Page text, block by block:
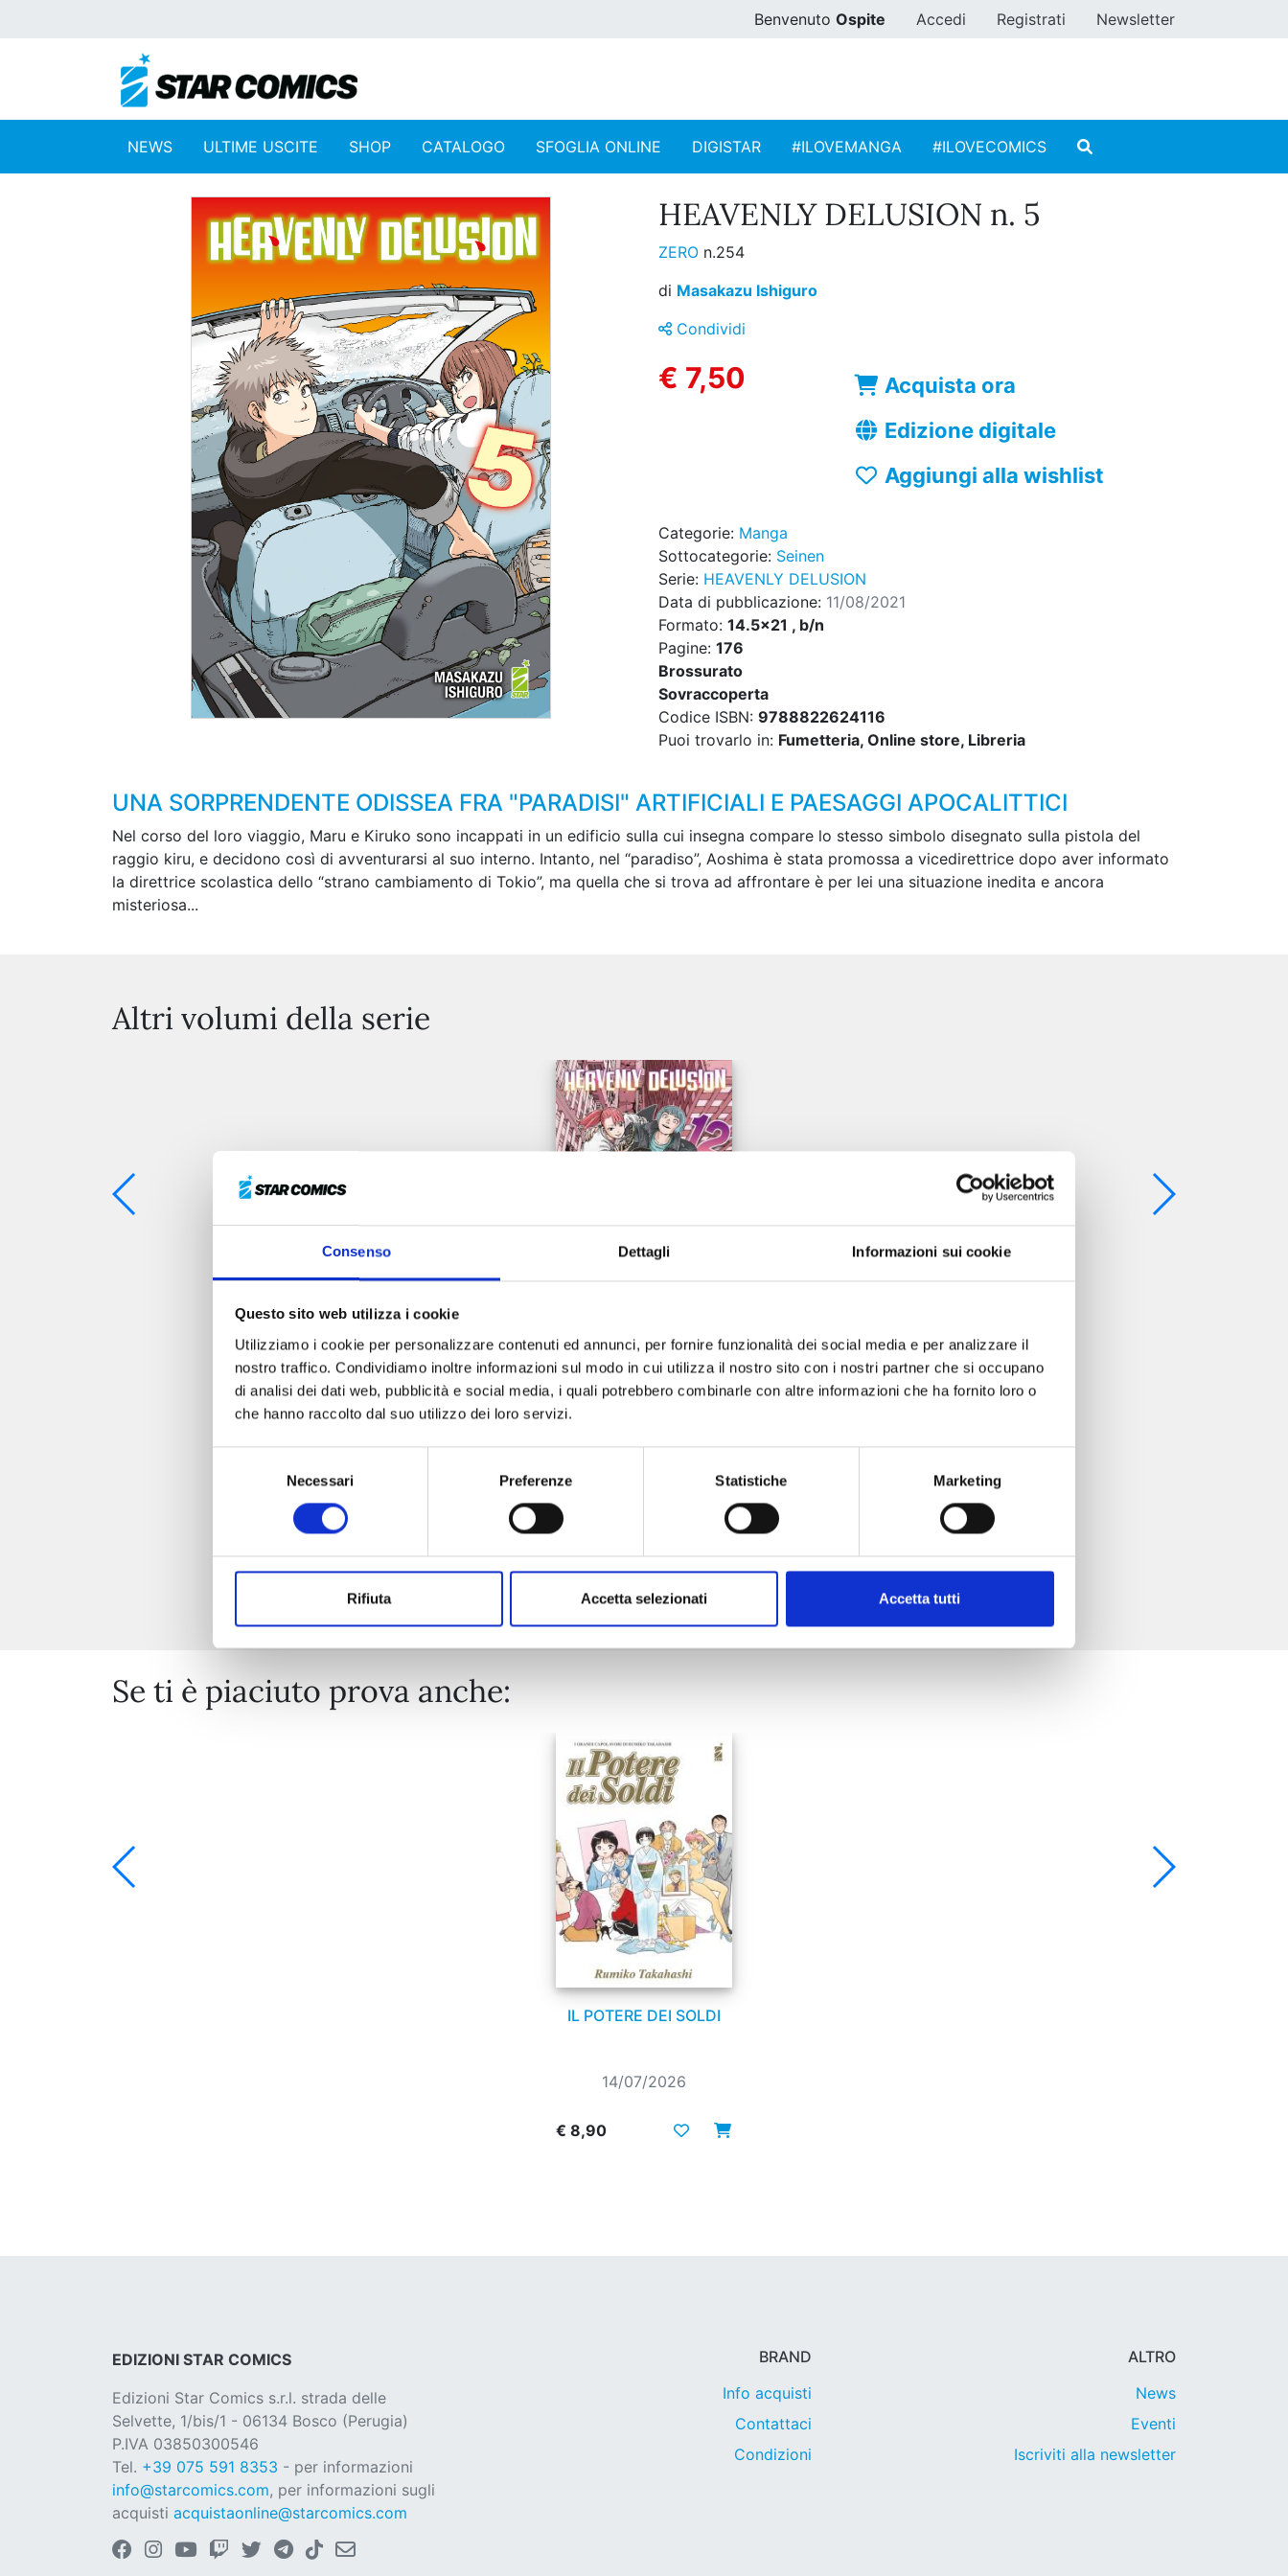
Consenso Dettagli Informazioni sui cookie
Questo sito web utilizza i cookie
Utilizziamo i cookie per personalizzare contenuti ed annunci, per fornire funzionalità dei social media e per analizzare il
nostro traffico. Condividiamo inoltre informazioni sul modo in cui utilizza il nostro sito con i nostri partner che si occupano
di analisi dei dati web, pubblicità e social media, i quali potrebbero combinarle con altre informazioni che ha fornito loro o
che hanno raccolto dal suo utilizzo dei loro servizi.
Necessari Preferenze Statistiche Marketing
Rifiuta Accetta selezionati Accetta tutti
Benvenuto Ospite Accedi Registrati Newsletter
NEWS ULTIME USCITE SHOP CATALOGO SFOGLIA ONLINE DIGISTAR #ILOVEMANGA #ILOVECOMICS
HEAVENLY DELUSION n. 5
ZERO n.254
di Masakazu Ishiguro
Condividi
€ 7,50
Acquista ora
Edizione digitale
Aggiungi alla wishlist
Categorie: Manga
Sottocategorie: Seinen
Serie: HEAVENLY DELUSION
Data di pubblicazione: 11/08/2021
Formato: 14.5x21 , b/n
Pagine: 176
Brossurato
Sovraccoperta
Codice ISBN: 9788822624116
Puoi trovarlo in: Fumetteria, Online store, Libreria
UNA SORPRENDENTE ODISSEA FRA "PARADISI" ARTIFICIALI E PAESAGGI APOCALITTICI
Nel corso del loro viaggio, Maru e Kiruko sono incappati in un edificio sulla cui insegna compare lo stesso simbolo disegnato sulla pistola del
raggio kiru, e decidono così di avventurarsi al suo interno. Intanto, nel “paradiso”, Aoshima è stata promossa a vicedirettrice dopo aver informato
la direttrice scolastica dello “strano cambiamento di Tokio”, ma quella che si trova ad affrontare è per lei una situazione inedita e ancora
misteriosa...
Altri volumi della serie
HEAVENLY DELUSION n. 12
Mostra tutto
Se ti è piaciuto prova anche:
IL POTERE DEI SOLDI
14/07/2026
€ 8,90
EDIZIONI STAR COMICS
Edizioni Star Comics s.r.l. strada delle
Selvette, 1/bis/1 - 06134 Bosco (Perugia)
P.IVA 03850300546
Tel. +39 075 591 8353 - per informazioni
info@starcomics.com, per informazioni sugli
acquisti acquistaonline@starcomics.com
BRAND
Info acquisti
Contattaci
Condizioni
ALTRO
News
Eventi
Iscriviti alla newsletter